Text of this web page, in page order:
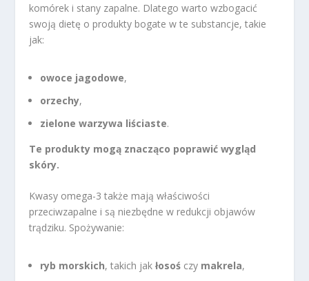
komórek i stany zapalne. Dlatego warto wzbogacić
swoją dietę o produkty bogate w te substancje, takie
jak:
owoce jagodowe,
orzechy,
zielone warzywa liściaste.
Te produkty mogą znacząco poprawić wygląd
skóry.
Kwasy omega-3 także mają właściwości
przeciwzapalne i są niezbędne w redukcji objawów
trądziku. Spożywanie:
ryb morskich, takich jakłosoś czy makrela,